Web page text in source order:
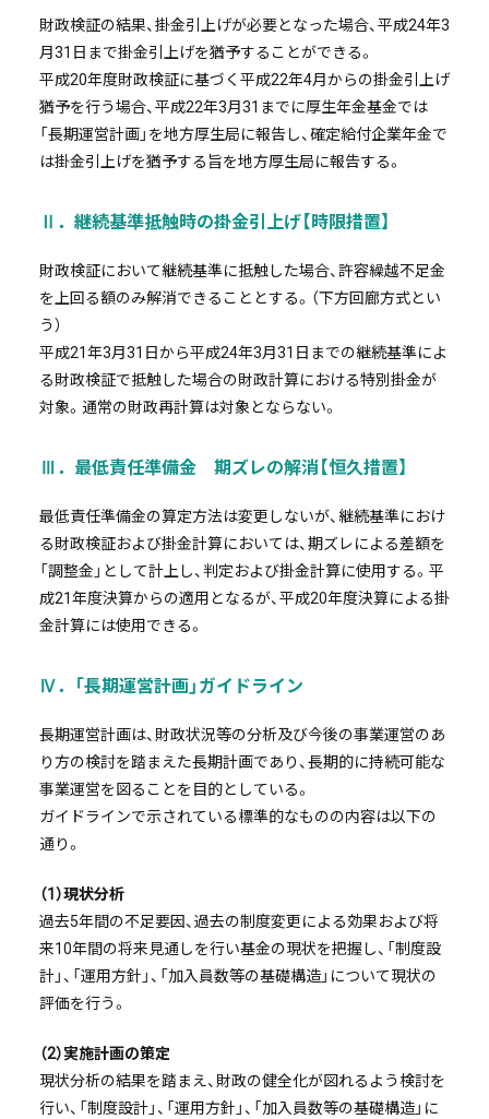
財政検証の結果、掛金引上げが必要となった場合、平成24年3
月31日まで掛金引上げを猶予することができる。
平成20年度財政検証に基づく平成22年4月からの掛金引上げ
猶予を行う場合、平成22年3月31までに厚生年金基金では
「長期運営計画」を地方厚生局に報告し、確定給付企業年金で
は掛金引上げを猶予する旨を地方厚生局に報告する。
Ⅱ．継続基準抵触時の掛金引上げ【時限措置】
財政検証において継続基準に抵触した場合、許容繰越不足金
を上回る額のみ解消できることとする。（下方回廊方式とい
う）
平成21年3月31日から平成24年3月31日までの継続基準によ
る財政検証で抵触した場合の財政計算における特別掛金が
対象。通常の財政再計算は対象とならない。
Ⅲ．最低責任準備金 期ズレの解消【恒久措置】
最低責任準備金の算定方法は変更しないが、継続基準におけ
る財政検証および掛金計算においては、期ズレによる差額を
「調整金」として計上し、判定および掛金計算に使用する。平
成21年度決算からの適用となるが、平成20年度決算による掛
金計算には使用できる。
Ⅳ．「長期運営計画」ガイドライン
長期運営計画は、財政状況等の分析及び今後の事業運営のあ
り方の検討を踏まえた長期計画であり、長期的に持続可能な
事業運営を図ることを目的としている。
ガイドラインで示されている標準的なものの内容は以下の
通り。
（1）現状分析
過去5年間の不足要因、過去の制度変更による効果および将
来10年間の将来見通しを行い基金の現状を把握し、「制度設
計」、「運用方針」、「加入員数等の基礎構造」について現状の
評価を行う。
（2）実施計画の策定
現状分析の結果を踏まえ、財政の健全化が図れるよう検討を
行い、「制度設計」、「運用方針」、「加入員数等の基礎構造」に